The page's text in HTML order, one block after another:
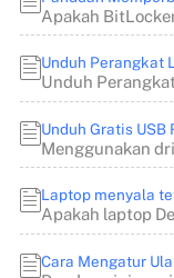
Unduh Gratis USB
Laptop menyala